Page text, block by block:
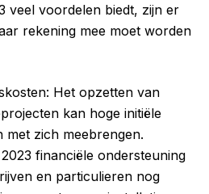
veel voordelen biedt, zijn er
rekening mee moet worden
Het opzetten van
kan hoge initiële
met zich meebrengen.
financiële ondersteuning
en particulieren nog